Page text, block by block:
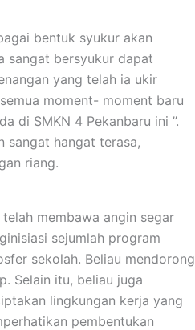
bentuk syukur akan
sangat bersyukur dapat
yang telah ia ukir
moment- moment baru
di SMKN 4 Pekanbaru ini ”.
sangat hangat terasa,
riang.
telah membawa angin segar
sejumlah program
sekolah. Beliau mendorong
Selain itu, beliau juga
lingkungan kerja yang
pembentukan